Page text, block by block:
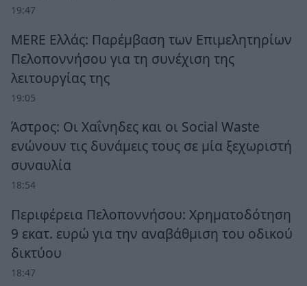
19:47
MERE Ελλάς: Παρέμβαση των Επιμελητηρίων
Πελοποννήσου για τη συνέχιση της
λειτουργίας της
19:05
Άστρος: Οι Χαΐνηδες και οι Social Waste
ενώνουν τις δυνάμεις τους σε μία ξεχωριστή
συναυλία
18:54
Περιφέρεια Πελοποννήσου: Χρηματοδότηση
9 εκατ. ευρώ για την αναβάθμιση του οδικού
δικτύου
18:47